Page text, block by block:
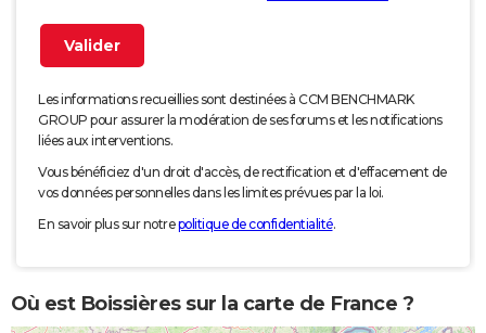
Les informations recueillies sont destinées à CCM BENCHMARK
GROUP pour assurer la modération de ses forums et les notifications
liées aux interventions.
Vous bénéficiez d'un droit d'accès, de rectification et d'effacement de
vos données personnelles dans les limites prévues par la loi.
En savoir plus sur notrepolitique de confidentialité.
Où est Boissières sur la carte de France ?